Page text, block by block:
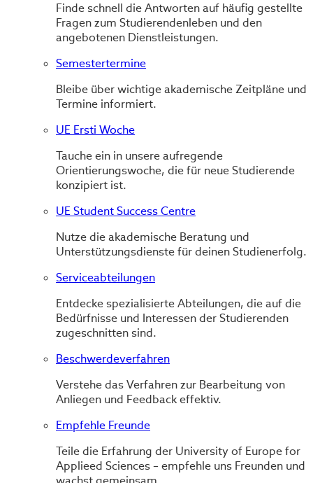
Finde schnell die Antworten auf häufig gestellte
Fragen zum Studierendenleben und den
angebotenen Dienstleistungen.
Semestertermine
Bleibe über wichtige akademische Zeitpläne und
Termine informiert.
UE Ersti Woche
Tauche ein in unsere aufregende
Orientierungswoche, die für neue Studierende
konzipiert ist.
UE Student Success Centre
Nutze die akademische Beratung und
Unterstützungsdienste für deinen Studienerfolg.
Serviceabteilungen
Entdecke spezialisierte Abteilungen, die auf die
Bedürfnisse und Interessen der Studierenden
zugeschnitten sind.
Beschwerdeverfahren
Verstehe das Verfahren zur Bearbeitung von
Anliegen und Feedback effektiv.
Empfehle Freunde
Teile die Erfahrung der University of Europe for
Applieed Sciences – empfehle uns Freunden und